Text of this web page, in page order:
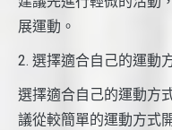
展運動。
2. 選擇適合自己的運動
選擇適合自己的運動方
議從較簡單的運動方式